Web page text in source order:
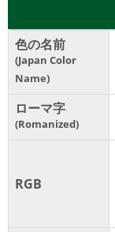
色の名前
Japan Color
Name
ローマ字
Romanized
RGB